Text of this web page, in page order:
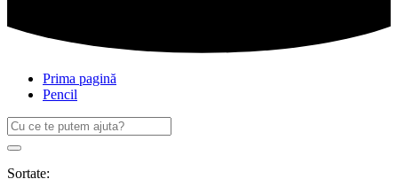
Prima pagină
Pencil
Caută
după:
Search
Sortate: